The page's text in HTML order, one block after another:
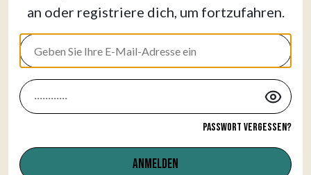
an oder registriere dich, um fortzufahren.
Passwort vergessen?
Anmelden